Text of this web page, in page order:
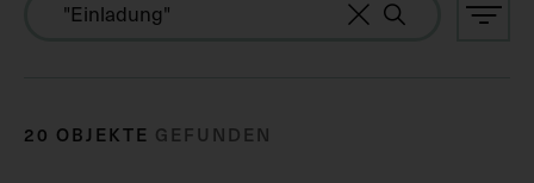
20 OBJEKTE GEFUNDEN